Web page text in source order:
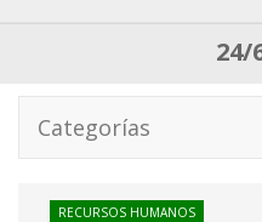
24/
Categorías
RECURSOS HUMANOS